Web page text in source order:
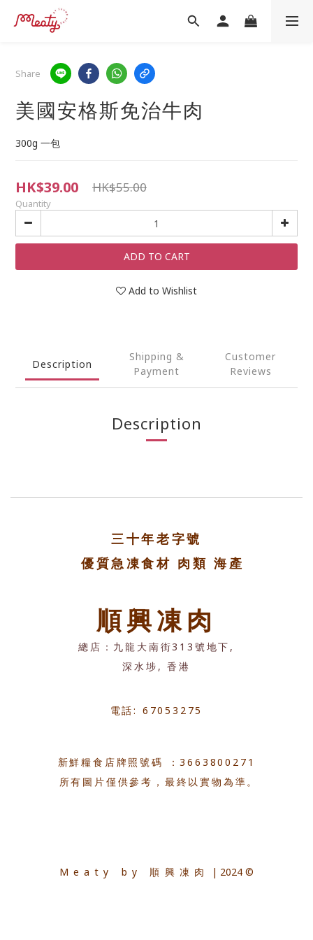
Share
美國安格斯免治牛肉
300g 一包
HK$39.00 HK$55.00
Quantity
ADD TO CART
Add to Wishlist
Description
Shipping &
Payment
Customer
Reviews
Description
三十年老字號
優質急凍食材 肉類 海產
順興凍肉
總店：九龍大南街313號地下,
深水埗, 香港
電話: 67053275
新鮮糧食店牌照號碼 ：3663800271
所有圖片僅供參考，最終以實物為準。
Meaty by 順興凍肉 | 2024 ©